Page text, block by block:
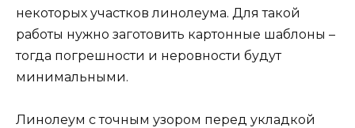
некоторых участков линолеума. Для такой
работы нужно заготовить картонные шаблоны –
тогда погрешности и неровности будут
минимальными.
Линолеум с точным узором перед укладкой